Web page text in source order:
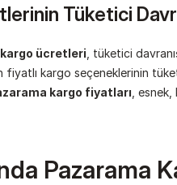
Tüketici
kargo ücretleri , tüketici
kargo seçeneklerinin
kargo fiyatları ,
Pazarama